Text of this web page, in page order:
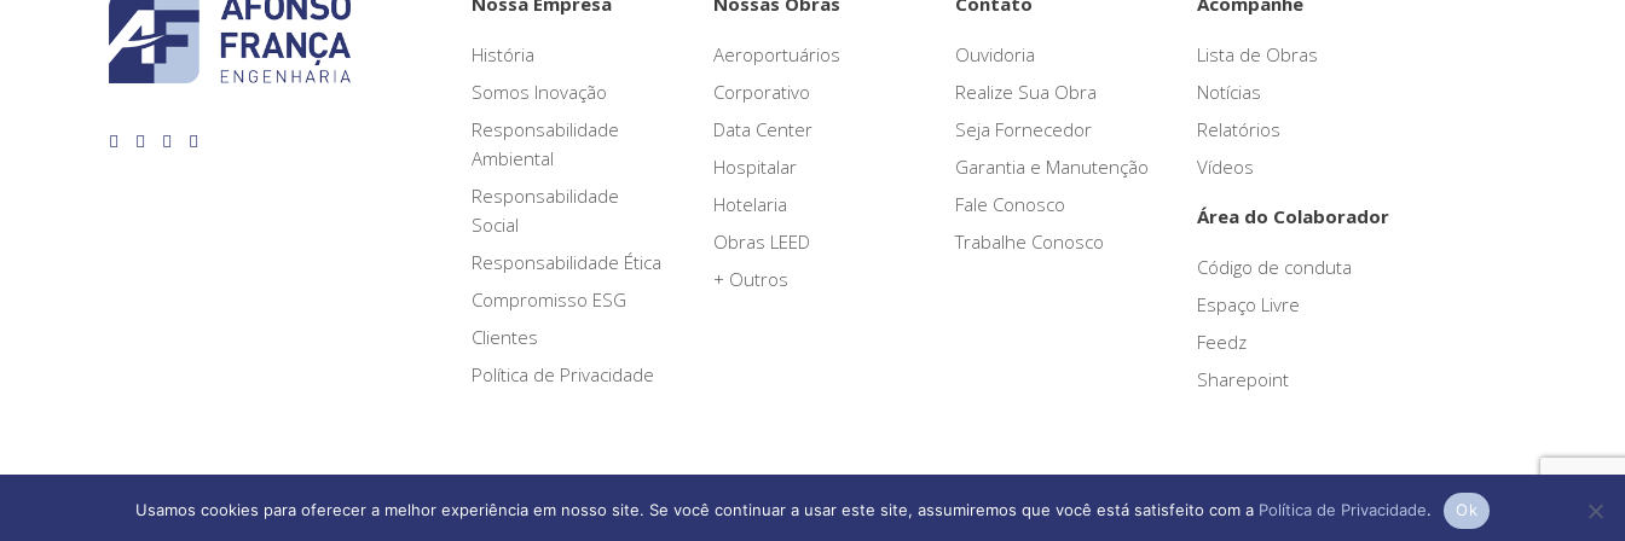
História
Somos Inovação
Responsabilidade
Ambiental
Responsabilidade
Social
Responsabilidade Ética
Compromisso ESG
Clientes
Política de Privacidade
Aeroportuários
Corporativo
Data Center
Hospitalar
Hotelaria
Obras LEED
+ Outros
Ouvidoria
Realize Sua Obra
Seja Fornecedor
Garantia e Manutenção
Fale Conosco
Trabalhe Conosco
Lista de Obras
Notícias
Relatórios
Vídeos
Área do Colaborador
Código de conduta
Espaço Livre
Feedz
Sharepoint
Afonso França Engenharia © 2026 Todos os direitos reservados
Usamos cookies para oferecer a melhor experiência em nosso site. Se você continuar a usar este site, assumiremos que você está satisfeito com a Política de Privacidade. Ok